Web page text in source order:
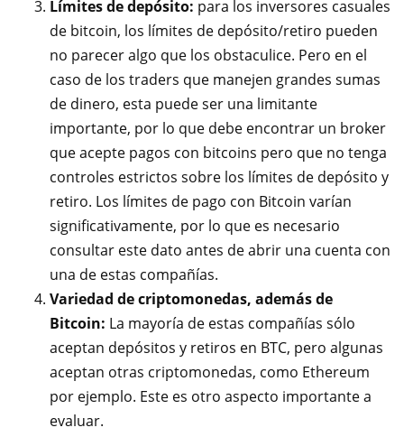
Límites de depósito: para los inversores casuales
de bitcoin, los límites de depósito/retiro pueden
no parecer algo que los obstaculice. Pero en el
caso de los traders que manejen grandes sumas
de dinero, esta puede ser una limitante
importante, por lo que debe encontrar un broker
que acepte pagos con bitcoins pero que no tenga
controles estrictos sobre los límites de depósito y
retiro. Los límites de pago con Bitcoin varían
significativamente, por lo que es necesario
consultar este dato antes de abrir una cuenta con
una de estas compañías.
Variedad de criptomonedas, además de
Bitcoin: La mayoría de estas compañías sólo
aceptan depósitos y retiros en BTC, pero algunas
aceptan otras criptomonedas, como Ethereum
por ejemplo. Este es otro aspecto importante a
evaluar.